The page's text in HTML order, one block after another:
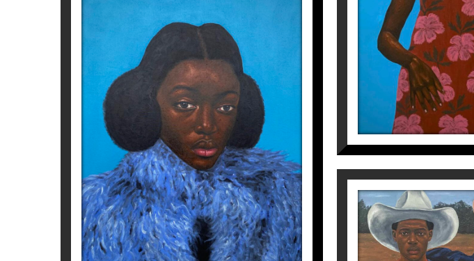
SELF PRIDE
Tomiwa Arobieke
2.450€
OMOGE
Tomiwa